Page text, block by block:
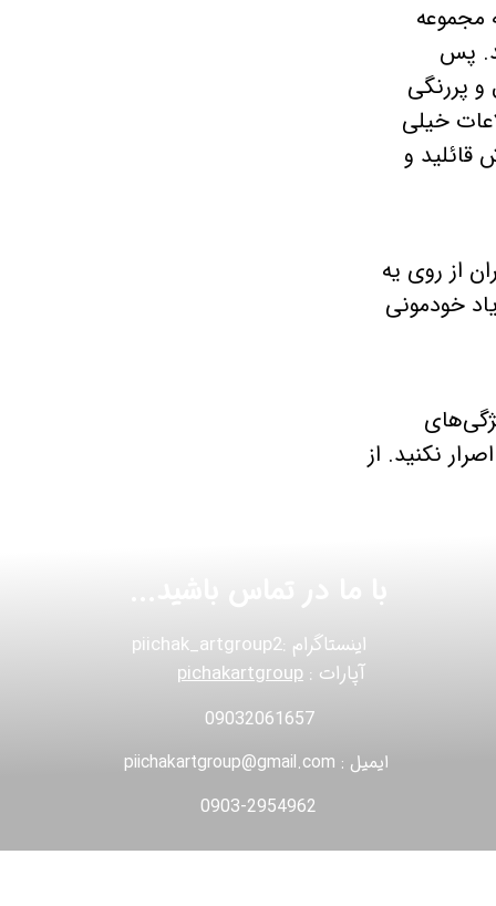
مجموعه
پس
پررنگی
خیلی
قائلید و
از روی یه
خودمونی
نکنید. از
اینستاگرام :piichak_artgroup2
آپارات : pichakartgroup
ایمیل : piichakartgroup@gmail.com
09032061657
0903-2954962